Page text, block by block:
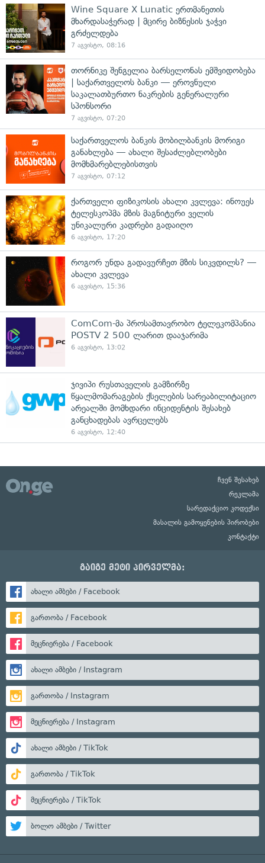
Wine Square X Lunatic ერთმანეთის
მხარდასაჭერად | მცირე ბიზნესის ჯაჭვი
გრძელდება
7 აგვისტო, 08:16
თორნიკე შენგელია ბარსელონას ემშვიდობება
| საქართველოს ბანკი — ეროვნული
საკალათბურთო ნაკრების გენერალური
სპონსორი
7 აგვისტო, 07:20
საქართველოს ბანკის მობილბანკის მორიგი
განახლება — ახალი შესაძლებლობები
მომხმარებლებისთვის
7 აგვისტო, 07:12
ქართველი ფიზიკოსის ახალი კვლევა: ინოუეს
ტელესკოპმა მზის მაგნიტური ველის
უნიკალური კადრები გადაიღო
6 აგვისტო, 17:20
როგორ უნდა გადავურჩეთ მზის სიკვდილს? —
ახალი კვლევა
6 აგვისტო, 15:36
ComCom-მა პროსამთავრობო ტელეკომპანია
POSTV 2 500 ლარით დააჯარიმა
6 აგვისტო, 13:02
ჯივიპი რუსთაველის გამზირზე
წყალმომარაგების ქსელების სარეაბილიტაციო
არეალში მომხდარი ინციდენტის შესახებ
განცხადებას ავრცელებს
6 აგვისტო, 12:40
ჩვენ შესახებ
რეკლამა
სარედაქციო კოდექსი
მასალის გამოყენების პირობები
კონტაქტი
გაიგე მეტი პირველმა:
ახალი ამბები / Facebook
გართობა / Facebook
მეცნიერება / Facebook
ახალი ამბები / Instagram
გართობა / Instagram
მეცნიერება / Instagram
ახალი ამბები / TikTok
გართობა / TikTok
მეცნიერება / TikTok
ბოლო ამბები / Twitter